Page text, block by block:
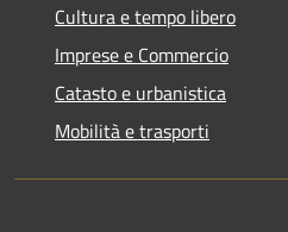
Cultura e tempo libero
Imprese e Commercio
Catasto e urbanistica
Mobilità e trasporti